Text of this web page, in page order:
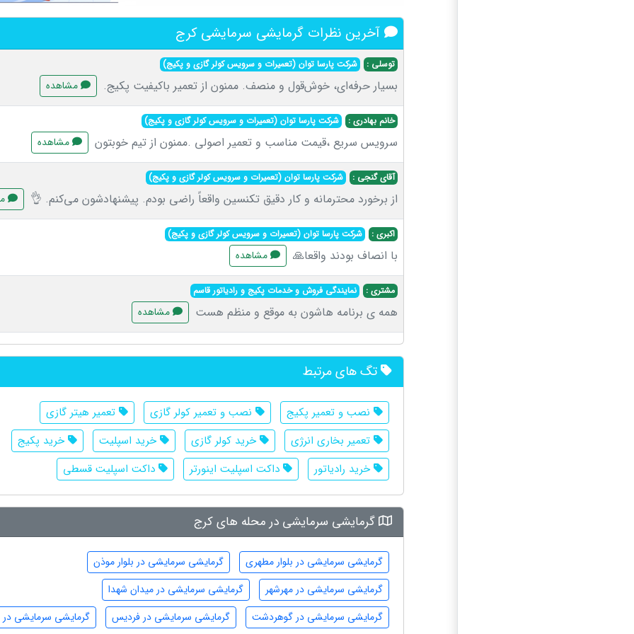
آخرین نظرات گرمایشی سرمایشی کرج
توسلی : شرکت پارسا توان (تعمیرات و سرویس کولر گازی و پکیج)
بسیار حرفه‌ای، خوش‌قول و منصف. ممنون از تعمیر باکیفیت پکیج. مشاهده
خانم بهادری : شرکت پارسا توان (تعمیرات و سرویس کولر گازی و پکیج)
سرویس سریع ،قیمت مناسب و تعمیر اصولی .ممنون از تیم خوبتون مشاهده
آقای گنجی : شرکت پارسا توان (تعمیرات و سرویس کولر گازی و پکیج)
از برخورد محترمانه و کار دقیق تکنسین واقعاً راضی بودم. پیشنهادشون می‌کنم. 👌
اکبری : شرکت پارسا توان (تعمیرات و سرویس کولر گازی و پکیج)
با انصاف بودند واقعا🙏 مشاهده
مشتری : نمایندگی فروش و خدمات پکیج و رادیاتور قاسم
همه ی برنامه هاشون به موقع و منظم هست مشاهده
تگ های مرتبط
نصب و تعمیر پکیج نصب و تعمیر کولر گازی
تعمیر هیتر گازی
تعمیر بخاری انرژی
خرید کولر گازی خرید اسپلیت
خرید پکیج
خرید رادیاتور
داکت اسپلیت اینورتر داکت اسپلیت قسطی
گرمایشی سرمایشی در محله های کرج
گرمایشی سرمایشی در بلوار مطهری
گرمایشی سرمایشی در بلوار موذن
گرمایشی سرمایشی در مهرشهر
گرمایشی سرمایشی در میدان شهدا
گرمایشی سرمایشی در گوهردشت
گرمایشی سرمایشی در فردیس گرمایشی سرمایشی در